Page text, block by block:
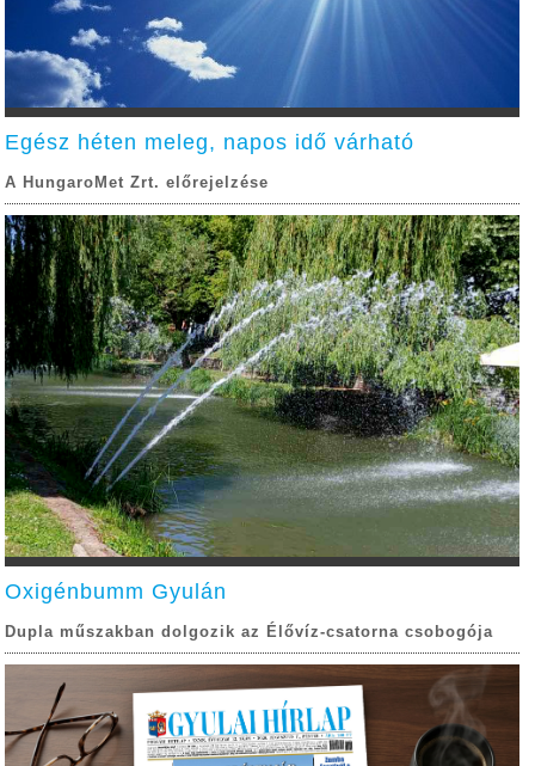
Egész héten meleg, napos idő várható
A HungaroMet Zrt. előrejelzése
Oxigénbumm Gyulán
Dupla műszakban dolgozik az Élővíz-csatorna csobogója